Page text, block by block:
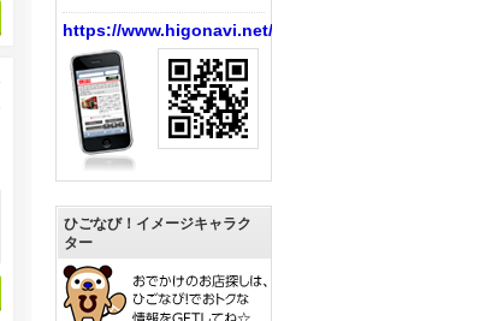
https://www.higonavi.net/
ひごなび！イメージキャラク
ター